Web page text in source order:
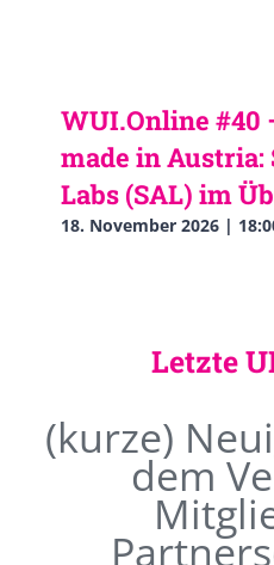
WUI.Online #40
made in
Labs (SAL) im
18. November 2026 |
Letzte
(kurze)
dem